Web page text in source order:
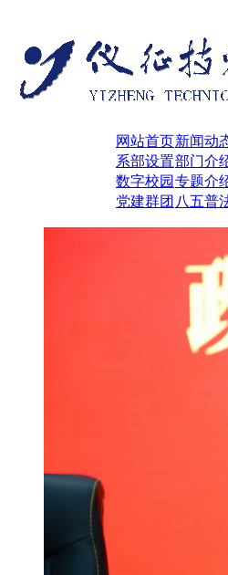
网站首页新闻动
系部设置部门介
数字校园 专题介
党建群团 八五普